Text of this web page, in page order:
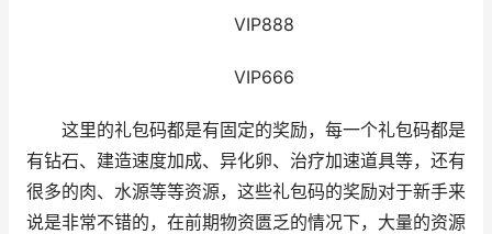
VIP888
VIP666
这里的礼包码都是有固定的奖励，每一个礼包码都是
有钻石、建造速度加成、异化卵、治疗加速道具等，还有
很多的肉、水源等等资源，这些礼包码的奖励对于新手来
说是非常不错的，在前期物资匮乏的情况下，大量的资源